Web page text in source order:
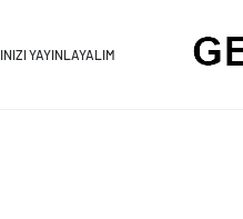
YAYINLAYALIM